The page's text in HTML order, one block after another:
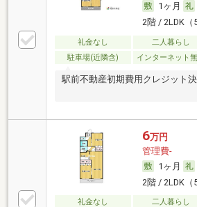
1ヶ月
2階 / 2LDK（
礼金なし 二人暮らし
駐車場(近隣含)
インターネット
駅前不動産初期費用クレジット
6万円
管理費-
1ヶ月
2階 / 2LDK（
礼金なし 二人暮らし